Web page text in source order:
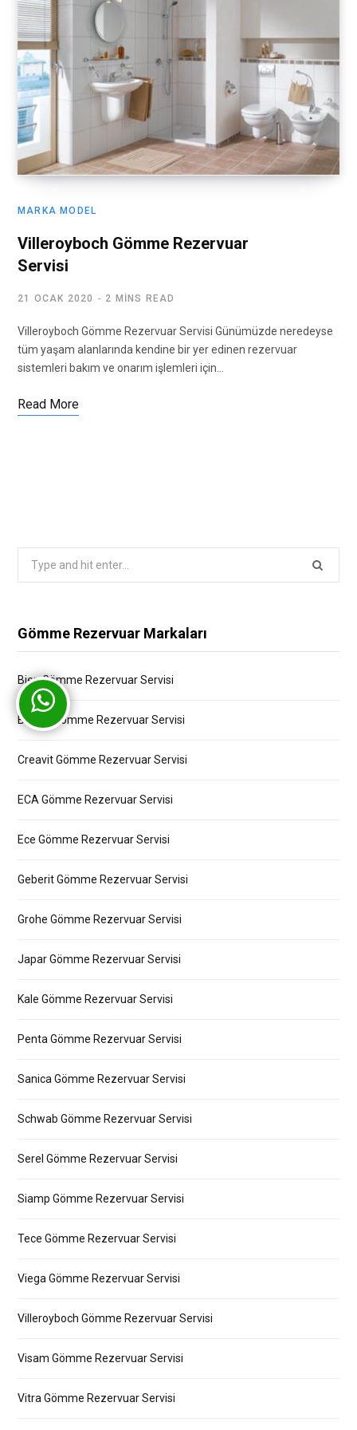
MARKA MODEL
Villeroyboch Gömme Rezervuar
Servisi
21 OCAK 2020 2 MINS READ
Villeroyboch Gömme Rezervuar Servisi Günümüzde neredeyse
tüm yaşam alanlarında kendine bir yer edinen rezervuar
sistemleri bakım ve onarım işlemleri için…
Read More
Gömme Rezervuar Markaları
Bien Gömme Rezervuar Servisi
Bocchi Gömme Rezervuar Servisi
Creavit Gömme Rezervuar Servisi
ECA Gömme Rezervuar Servisi
Ece Gömme Rezervuar Servisi
Geberit Gömme Rezervuar Servisi
Grohe Gömme Rezervuar Servisi
Japar Gömme Rezervuar Servisi
Kale Gömme Rezervuar Servisi
Penta Gömme Rezervuar Servisi
Sanica Gömme Rezervuar Servisi
Schwab Gömme Rezervuar Servisi
Serel Gömme Rezervuar Servisi
Siamp Gömme Rezervuar Servisi
Tece Gömme Rezervuar Servisi
Viega Gömme Rezervuar Servisi
Villeroyboch Gömme Rezervuar Servisi
Visam Gömme Rezervuar Servisi
Vitra Gömme Rezervuar Servisi